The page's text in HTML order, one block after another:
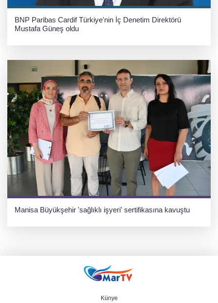
BNP Paribas Cardif Türkiye'nin İç Denetim Direktörü
Mustafa Güneş oldu
Manisa Büyükşehir 'sağlıklı işyeri' sertifikasına kavuştu
Künye